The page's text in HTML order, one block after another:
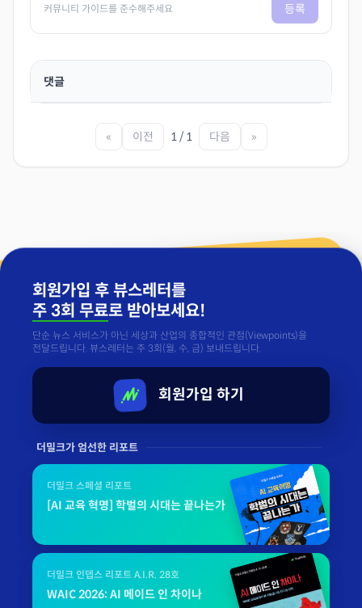
커뮤니티 가이드를 준수해주세요 등록
댓글
« 이전 1 / 1 다음 »
회원가입 후 뷰스레터를
주 3회 무료로 받아보세요!
단순 뉴스 서비스가 아닌 세상과 산업의 종합적인 관점(Viewpoints)을
전달드립니다. 뷰스레터는 주 3회(월, 수, 금) 보내드립니다.
회원가입 하기
더밀크가 엄선한 리포트
더밀크 스페셜 리포트
[AI 교육 혁명] 학벌의 시대는 끝나는가
더밀크 인뎁스 리포트 A.I.R. 28호
WAIC 2026: AI 메이드 인 차이나